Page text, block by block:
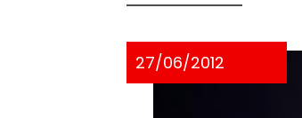
27/06/2012